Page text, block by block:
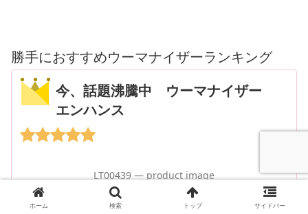
勝手におすすめウーマナイザーランキング
今、話題沸騰中 ウーマナイザー
エンハンス
ホーム 検索 トップ サイドバー